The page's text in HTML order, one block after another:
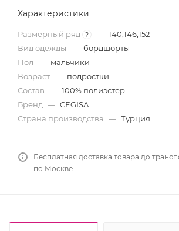
Характеристики
Размерный ряд ? — 140,146,152
Вид одежды — бордшорты
Пол — мальчики
Возраст — подростки
Состав — 100% полиэстер
Бренд — CEGISA
Страна производства — Турция
Бесплатная доставка товара до
по Москве